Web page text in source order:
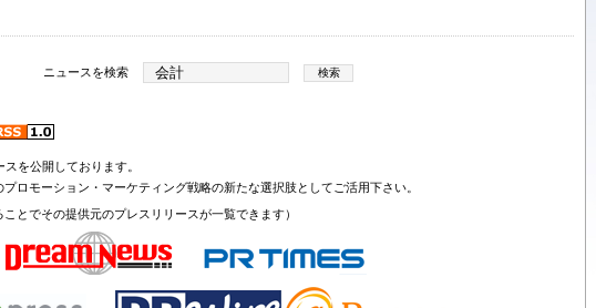
ニュースを検索
を公開しております。
ロモーション・マーケティング戦略の新たな選択肢としてご活用下さい。
とでその提供元のプレスリリースが一覧できます）